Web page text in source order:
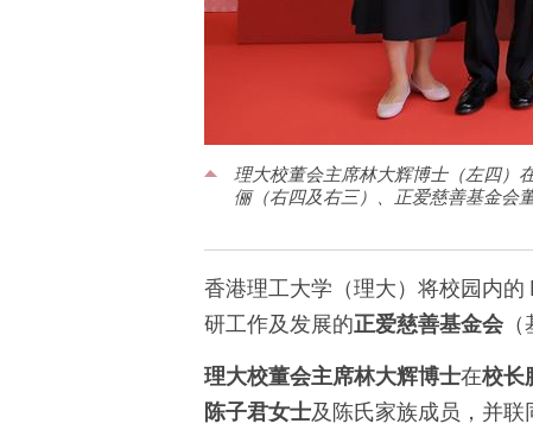
理大校董会主席林大辉博士（左四）
俪（右四及右三）、正爱慈善基金会
香港理工大学（理大）将校园内的
研工作及发展的正爱慈善基金会（
理大校董会主席林大辉博士在校长
陈子君女士及陈氏家族成员，并